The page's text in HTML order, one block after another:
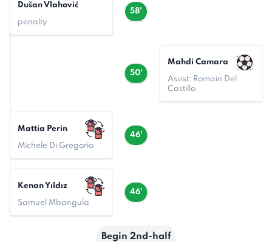
58'
Dušan Vlahović
penalty
50'
Mahdi Camara
Assist: Romain Del
Castillo
46'
Mattia Perin
Michele Di Gregorio
46'
Kenan Yıldız
Samuel Mbangula
Begin 2nd-half